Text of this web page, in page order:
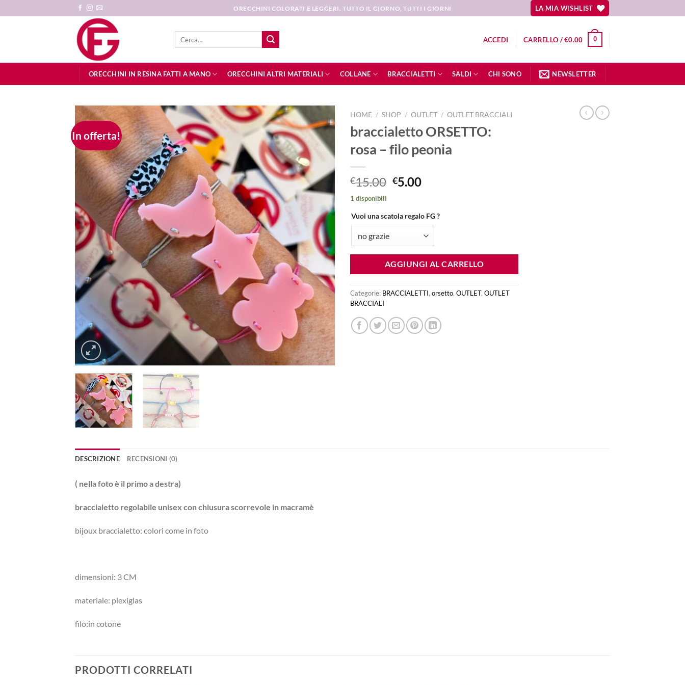
ai
ORECCHINI COLORATI E LEGGERI. TUTTO IL GIORNO, TUTTI I GIORNI LA MIA WISHLIST
ACCEDI CARRELLO /€0.00 0
ORECCHINI IN RESINA FATTI A MANO ORECCHINI ALTRI MATERIALI COLLANE BRACCIALETTI SALDI CHI SONO NEWSLETTER
In offerta!
Aggiungi
alla lista
dei
desideri
HOME / SHOP / OUTLET / OUTLET BRACCIALI
braccialetto ORSETTO:
rosa – filo peonia
€15.00 Il
era:
€15.00.
€5.00Il
è:
€5.00.
1 disponibili
Vuoi una scatola regalo FG ?
AGGIUNGI AL CARRELLO
Categorie: BRACCIALETTI, orsetto, OUTLET, OUTLET
BRACCIALI
DESCRIZIONE RECENSIONI (0)
( nella foto è il primo a destra)
braccialetto regolabile unisex con chiusura scorrevole in macramè
bijoux braccialetto: colori come in foto
dimensioni: 3 CM
materiale: plexiglas
filo:in cotone
PRODOTTI CORRELATI